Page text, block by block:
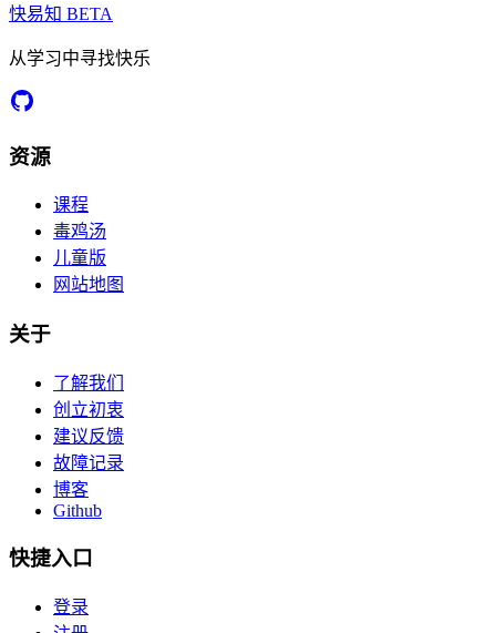
快易知 BETA
从学习中寻找快乐
资源
课程
毒鸡汤
儿童版
网站地图
关于
了解我们
创立初衷
建议反馈
故障记录
博客
Github
快捷入口
登录